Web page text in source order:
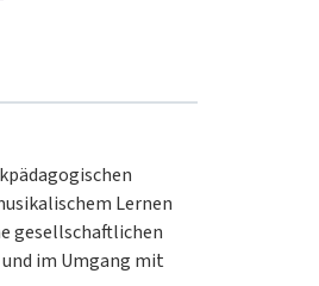
Lernen
gesellschaftlichen
im Umgang mit